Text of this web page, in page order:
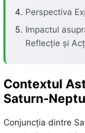
Perspectiva
Impactul
Reflecție și
Contextul
Saturn-
Conjuncția dintre